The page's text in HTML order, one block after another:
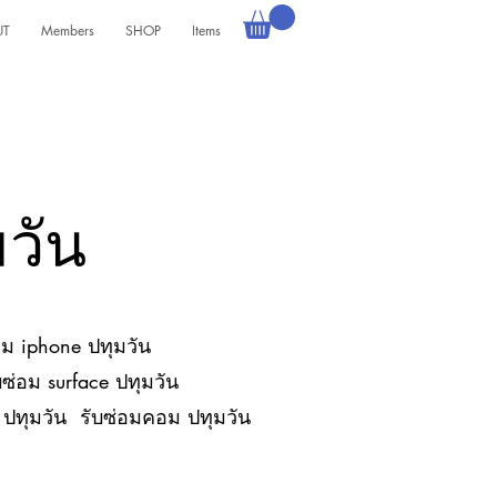
Members SHOP Items
น
iphone ปทุมวัน
ม surface ปทุมวัน
ทุมวัน รับซ่อมคอม ปทุมวัน